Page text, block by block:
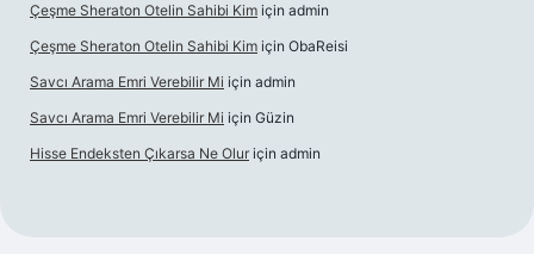
Çeşme Sheraton Otelin Sahibi Kim için admin
Çeşme Sheraton Otelin Sahibi Kim için ObaReisi
Savcı Arama Emri Verebilir Mi için admin
Savcı Arama Emri Verebilir Mi için Güzin
Hisse Endeksten Çıkarsa Ne Olur için admin